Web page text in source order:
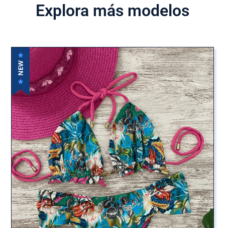
Explora más modelos